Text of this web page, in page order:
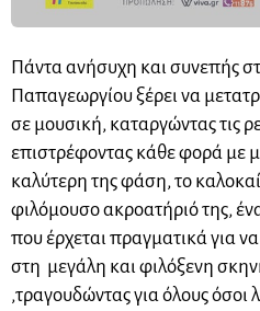
Πάντα ανήσυχη και συνεπής
Παπαγεωργίου ξέρει να
σε μουσική, καταργώντας τις
επιστρέφοντας κάθε φορά με
καλύτερη της φάση, το
φιλόμουσο ακροατήριό της,
που έρχεται πραγματικά για
στη μεγάλη και φιλόξενη
,τραγουδώντας για όλους όσοι